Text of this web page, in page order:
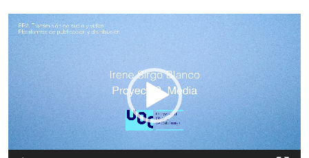
Reproductor
de
vídeo